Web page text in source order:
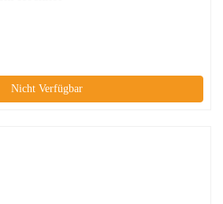
Nicht Verfügbar